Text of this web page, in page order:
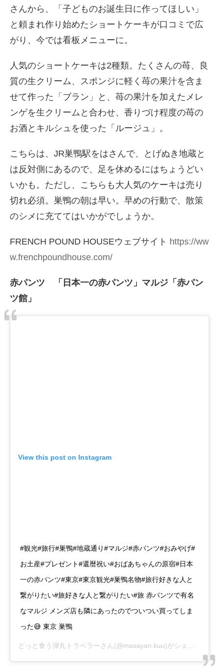
さんから、「子どものお誕生日に作ってほしい」
と頼まれ作り始めたショートケーキが口コミで広
がり、今では看板メニューに。
人気のショートケーキは2種類。たくさんの苺、良
質の生クリーム、スポンジに軽く苺の果汁を含ま
せて作った「ブラン」と、苺の果汁を加えたメレ
ンゲを生クリームと合わせ、香りづけ程度の苺の
お酒とキルシュを使った「ルージュ」。
こちらは、JR巣鴨駅をはさんで、とげぬき地蔵と
は反対側にあるので、足を休めるにはちょうどい
いかも。ただし、こちらも大人気のケーキは売り
切れ必須。巣鴨の朝は早い。早めの行動で、散策
のシメに充ててはいかがでしょうか。
FRENCH POUND HOUSEウェブサイト https://ww
w.frenchpoundhouse.com/
赤パンツ 「日本一の赤パンツ」マルジ「赤パン
ツ館」
View this post on Instagram
#観光#旅行#巣鴨#地蔵通り#マルジ#赤パンツ#おみやげ#
お土産#プレゼント#還暦祝い#おばあちゃんの原宿#日本
一の赤パンツ#東京#東京観光#巣鴨名物#旅行好きな人と
繋がりたい#旅好きな人と繋がりたい#旅 赤パンツで有名
なマルジ メンズ店も隣にあったのでついつい買ってしま
った😅 東京 巣鴨
どっと食う弾丸トラベラーさん(@masayan.kuu)がシェアした投稿 –